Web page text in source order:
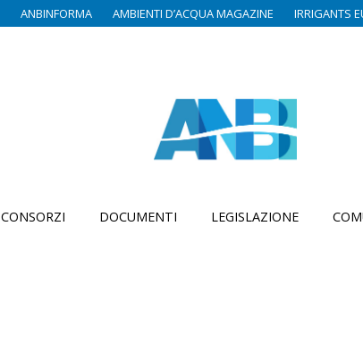
ANBINFORMA AMBIENTI D’ACQUA MAGAZINE IRRIGANTS
CONSORZI DOCUMENTI LEGISLAZIONE